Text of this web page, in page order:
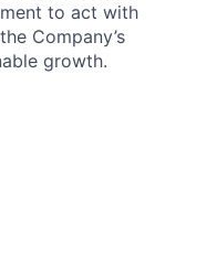
to act with
Company’s
growth.